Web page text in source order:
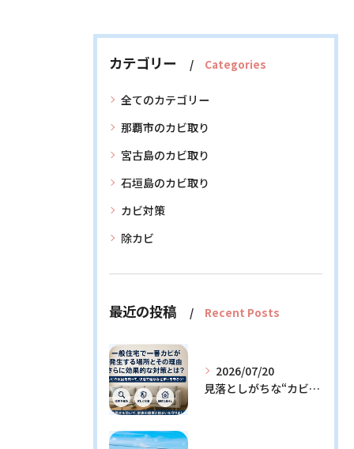
カテゴリー Categories
全てのカテゴリー
那覇市のカビ取り
宮古島のカビ取り
石垣島のカビ取り
カビ対策
除カビ
最近の投稿 Recent Posts
2026/07/20
見落としがちな“カビの温床”を徹底解説！今日からできる予防策とは？